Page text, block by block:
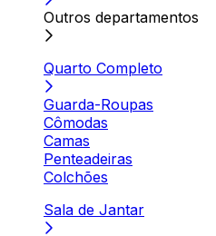
Outros departamentos
Quarto Completo
Guarda-Roupas
Cômodas
Camas
Penteadeiras
Colchões
Sala de Jantar